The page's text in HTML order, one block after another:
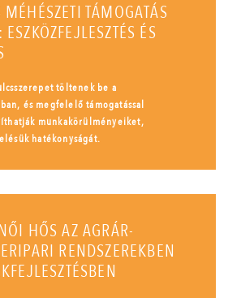
TÁMOGATÁS
ÉS
töltenek be a
és megfelelő támogatással
munkakörülményeiket,
hatékonyságát.
HŐS AZ AGRÁR-
RENDSZEREKBEN